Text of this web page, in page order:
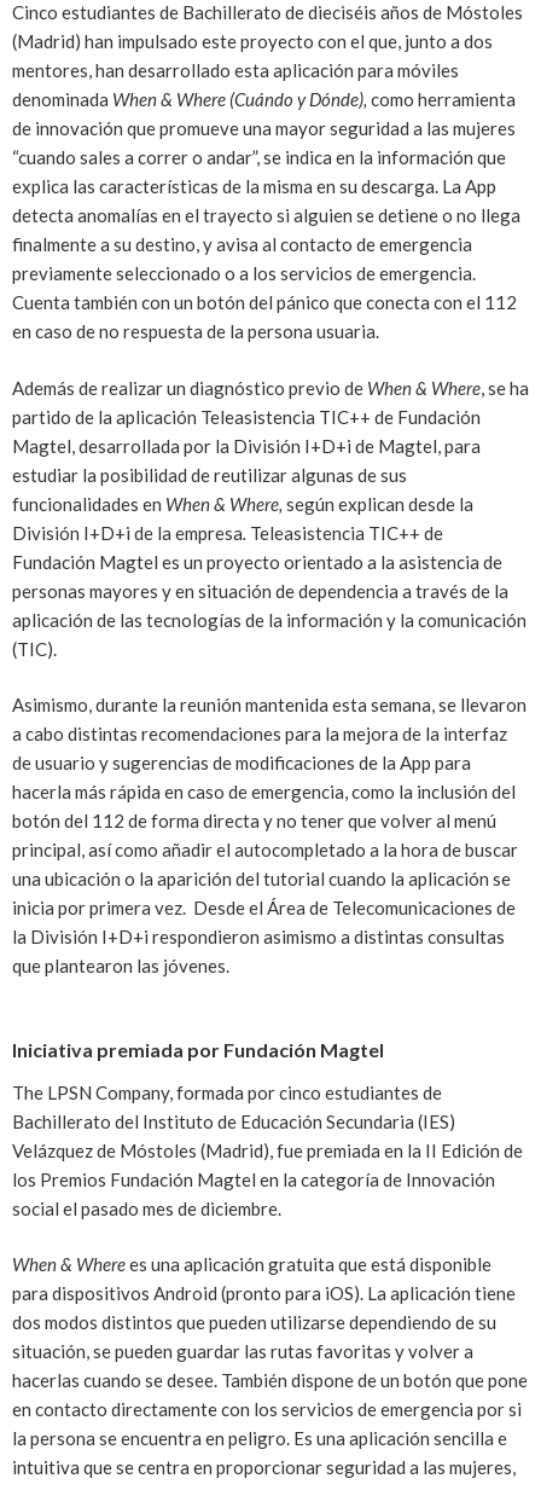
Cinco estudiantes de Bachillerato de dieciséis años de Móstoles
(Madrid) han impulsado este proyecto con el que, junto a dos
mentores, han desarrollado esta aplicación para móviles
denominada When & Where (Cuándo y Dónde), como herramienta
de innovación que promueve una mayor seguridad a las mujeres
“cuando sales a correr o andar”, se indica en la información que
explica las características de la misma en su descarga. La App
detecta anomalías en el trayecto si alguien se detiene o no llega
finalmente a su destino, y avisa al contacto de emergencia
previamente seleccionado o a los servicios de emergencia.
Cuenta también con un botón del pánico que conecta con el 112
en caso de no respuesta de la persona usuaria.
Además de realizar un diagnóstico previo de When & Where, se ha
partido de la aplicación Teleasistencia TIC++ de Fundación
Magtel, desarrollada por la División I+D+i de Magtel, para
estudiar la posibilidad de reutilizar algunas de sus
funcionalidades en When & Where, según explican desde la
División I+D+i de la empresa. Teleasistencia TIC++ de
Fundación Magtel es un proyecto orientado a la asistencia de
personas mayores y en situación de dependencia a través de la
aplicación de las tecnologías de la información y la comunicación
(TIC).
Asimismo, durante la reunión mantenida esta semana, se llevaron
a cabo distintas recomendaciones para la mejora de la interfaz
de usuario y sugerencias de modificaciones de la App para
hacerla más rápida en caso de emergencia, como la inclusión del
botón del 112 de forma directa y no tener que volver al menú
principal, así como añadir el autocompletado a la hora de buscar
una ubicación o la aparición del tutorial cuando la aplicación se
inicia por primera vez. Desde el Área de Telecomunicaciones de
la División I+D+i respondieron asimismo a distintas consultas
que plantearon las jóvenes.
Iniciativa premiada por Fundación Magtel
The LPSN Company, formada por cinco estudiantes de
Bachillerato del Instituto de Educación Secundaria (IES)
Velázquez de Móstoles (Madrid), fue premiada en la II Edición de
los Premios Fundación Magtel en la categoría de Innovación
social el pasado mes de diciembre.
When & Wherees una aplicación gratuita que está disponible
para dispositivos Android (pronto para iOS). La aplicación tiene
dos modos distintos que pueden utilizarse dependiendo de su
situación, se pueden guardar las rutas favoritas y volver a
hacerlas cuando se desee. También dispone de un botón que pone
en contacto directamente con los servicios de emergencia por si
la persona se encuentra en peligro. Es una aplicación sencilla e
intuitiva que se centra en proporcionar seguridad a las mujeres,